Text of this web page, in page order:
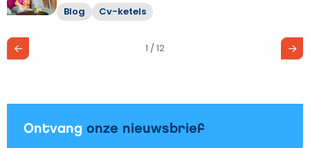
Blog Cv-ketels
over
ketel
voor
en
advies
1 / 12
Ontvang onze nieuwsbrief